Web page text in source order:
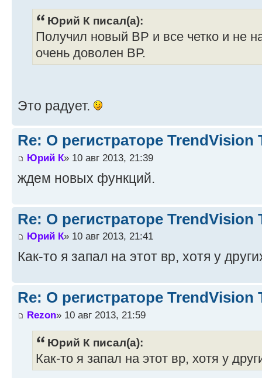
Юрий К писал(а):
Получил новый ВР и все четко и не
очень доволен ВР.
Это радует.
Re: О регистраторе TrendVision
Юрий К» 10 авг 2013, 21:39
ждем новых функций.
Re: О регистраторе TrendVision
Юрий К» 10 авг 2013, 21:41
Как-то я запал на этот вр, хотя у
Re: О регистраторе TrendVision
Rezon» 10 авг 2013, 21:59
Юрий К писал(а):
Как-то я запал на этот вр, хотя у